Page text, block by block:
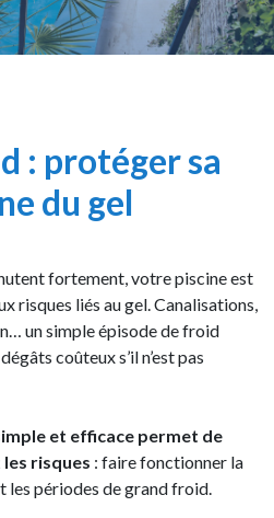
: protéger sa
du gel
fortement, votre piscine est
risques liés au gel. Canalisations,
un simple épisode de froid
coûteux s’il n’est pas
et efficace permet de
risques : faire fonctionner la
périodes de grand froid.